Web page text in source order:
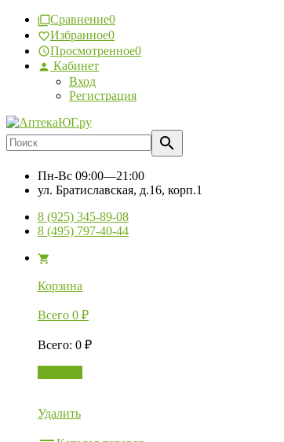
Сравнение0
Избранное0
Просмотренное0
Кабинет
Вход
Регистрация
Пн-Вс 09:00—21:00
ул. Братиславская, д.16, корп.1
8 (925) 345-89-08
8 (495) 797-40-44
Корзина
Всего 0 ₽
Всего: 0 ₽
Удалить